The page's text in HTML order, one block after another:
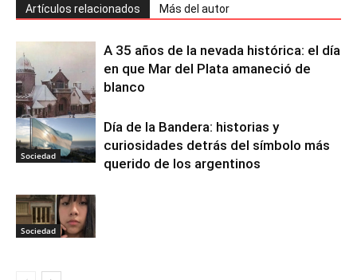
Artículos relacionados Más del autor
Sociedad
A 35 años de la nevada histórica: el día
en que Mar del Plata amaneció de
blanco
Sociedad
Día de la Bandera: historias y
curiosidades detrás del símbolo más
querido de los argentinos
Sociedad